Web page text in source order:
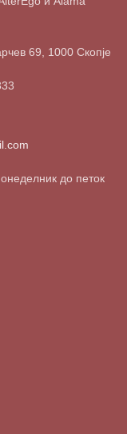
69, 1000 Скопје
до петок